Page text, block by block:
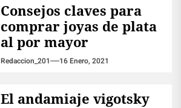
Consejos claves para
comprar joyas de plata
al por mayor
Redaccion_201 16 Enero, 2021
El andamiaje vigotsky